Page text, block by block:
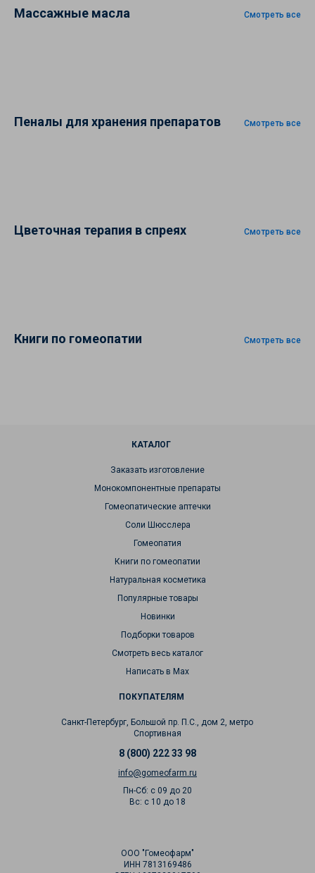
Массажные масла Смотреть все
Пеналы для хранения препаратов Смотреть все
Цветочная терапия в спреях Смотреть все
Книги по гомеопатии Смотреть все
ООО "Гомеофарм"
ИНН 7813169486
ПОКУПАТЕЛЯМ
КАТАЛОГ
Заказать изготовление
Монокомпонентные препараты
Гомеопатические аптечки
Соли Шюсслера
Гомеопатия
Книги по гомеопатии
Натуральная косметика
Популярные товары
Новинки
Подборки товаров
Смотреть весь каталог
Написать в Max
Санкт-Петербург, Большой пр. П.С., дом 2, метро
Спортивная
8 (800) 222 33 98
info@gomeofarm.ru
Пн-Сб: с 09 до 20
Вс: с 10 до 18